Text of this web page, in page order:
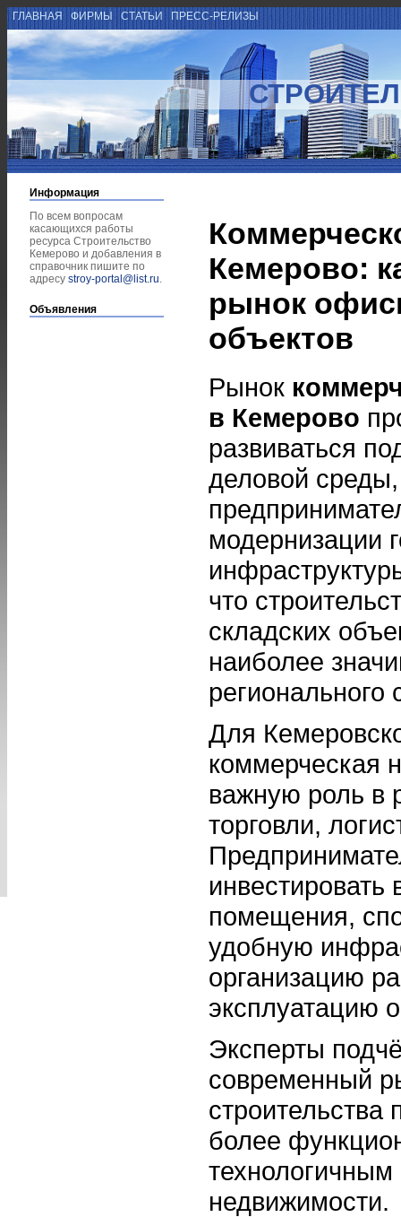
ГЛАВНАЯ ФИРМЫ СТАТЬИ ПРЕСС-РЕЛИЗЫ
Информация
По всем вопросам
касающихся работы
ресурса Строительство
Кемерово и добавления в
справочник пишите по
адресу stroy-portal@list.ru.
Объявления
Кемерово:
рынок
объектов
Рынок
в Кемерово
развиваться
деловой
модернизации
что
складских
наиболее
регионального
Для
коммерческая
важную роль в
торговли,
помещения,
удобную
организацию
эксплуатацию
Эксперты
современный
строительства
более
недвижимости.